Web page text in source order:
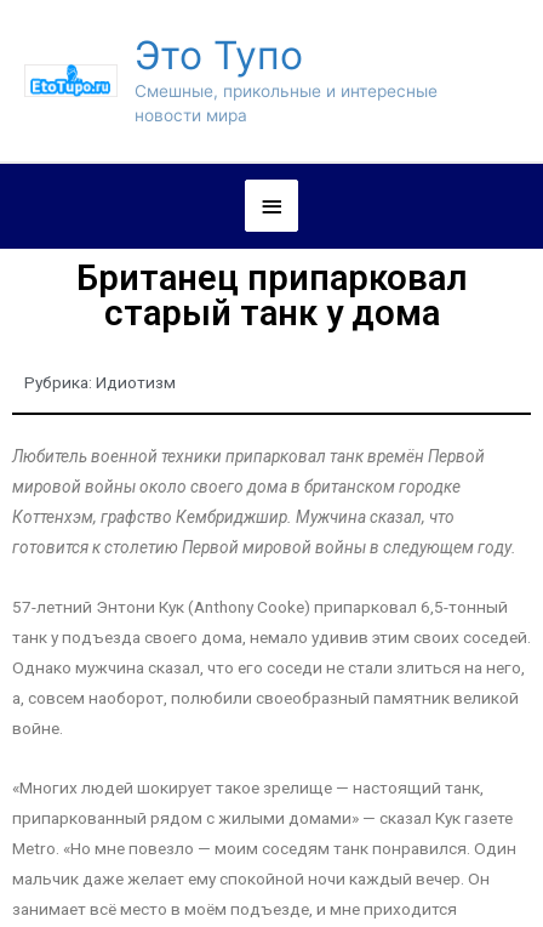
Это Тупо
Смешные, прикольные и интересные
новости мира
Британец припарковал
старый танк у дома
Рубрика: Идиотизм
Любитель военной техники припарковал танк времён Первой
мировой войны около своего дома в британском городке
Коттенхэм, графство Кембриджшир. Мужчина сказал, что
готовится к столетию Первой мировой войны в следующем году.
57-летний Энтони Кук (Anthony Cooke) припарковал 6,5-тонный
танк у подъезда своего дома, немало удивив этим своих соседей.
Однако мужчина сказал, что его соседи не стали злиться на него,
а, совсем наоборот, полюбили своеобразный памятник великой
войне.
«Многих людей шокирует такое зрелище — настоящий танк,
припаркованный рядом с жилыми домами» — сказал Кук газете
Metro. «Но мне повезло — моим соседям танк понравился. Один
мальчик даже желает ему спокойной ночи каждый вечер. Он
занимает всё место в моём подъезде, и мне приходится